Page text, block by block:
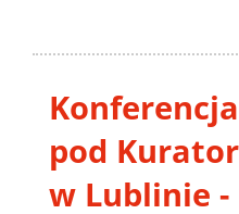
pod
w Lublinie -